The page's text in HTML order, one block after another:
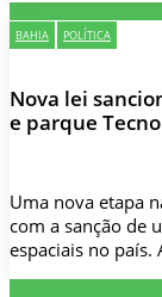
BAHIA POLÍTICA
Nova lei
e parque
Uma nova etapa
com a sanção de
espaciais no país.